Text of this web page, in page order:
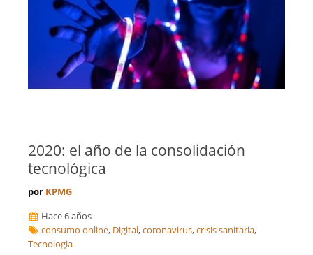
2020: el año de la consolidación
tecnológica
por KPMG
Hace 6 años
consumo online, Digital,coronavirus,crisis sanitaria,
Tecnologia